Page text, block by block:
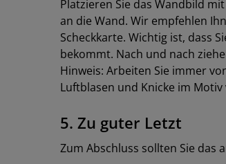
Platzieren Sie das Wandbild
an die Wand. Wir empfehlen
Scheckkarte. Wichtig ist, dass
bekommt. Nach und nach
Hinweis: Arbeiten Sie immer
Luftblasen und Knicke im
5. Zu guter Letzt
Zum Abschluss sollten Sie das